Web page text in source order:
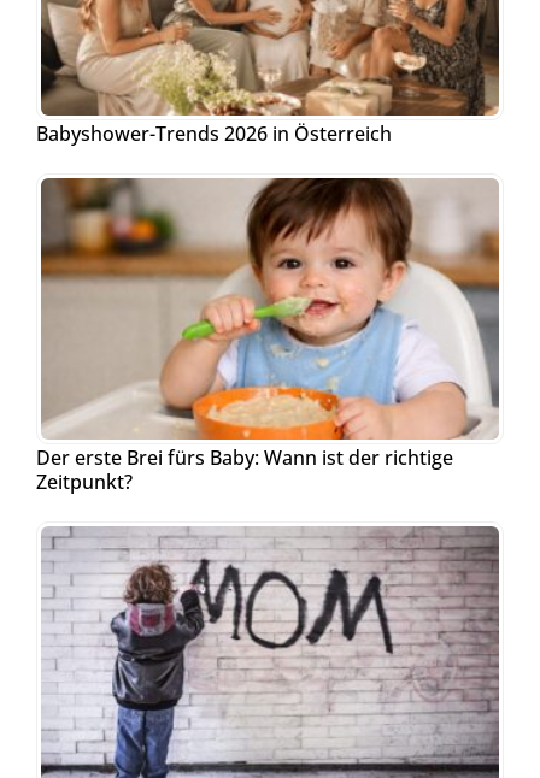
Babyshower-Trends 2026 in Österreich
Der erste Brei fürs Baby: Wann ist der richtige
Zeitpunkt?